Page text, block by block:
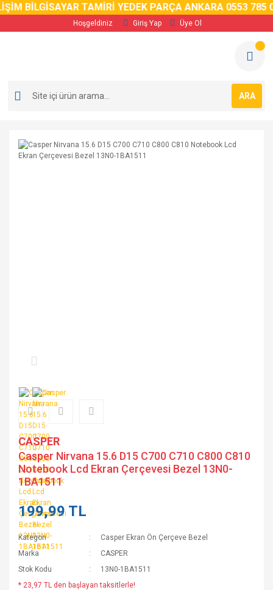
BİLGİSAYAR TAMİRİ YEDEK PARÇA ANKARA 0553 785 02
Hoşgeldiniz Giriş Yap Üye Ol
ARA
CASPER
Casper Nirvana 15.6 D15 C700 C710 C800 C810
Notebook Lcd Ekran Çerçevesi Bezel 13N0-
1BA1511
199,99 TL
Kategori
Casper Ekran Ön Çerçeve Bezel
Marka
CASPER
Stok Kodu
13N0-1BA1511
* 23,97 TL den başlayan taksitlerle!